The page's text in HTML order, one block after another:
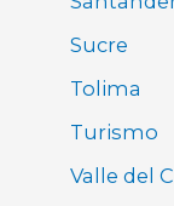
Sucre
Tolima
Turismo
Valle del